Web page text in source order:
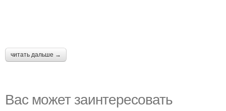
читать дальше →
Вас может заинтересовать